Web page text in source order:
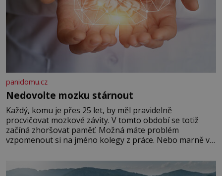
panidomu.cz
Nedovolte mozku stárnout
Každý, komu je přes 25 let, by měl pravidelně
procvičovat mozkové závity. V tomto období se totiž
začíná zhoršovat paměť. Možná máte problém
vzpomenout si na jméno kolegy z práce. Nebo marně v
Je to opravdu tak, s věkem jako kdyby se paměť
rozhodla stávkovat. Cvičte